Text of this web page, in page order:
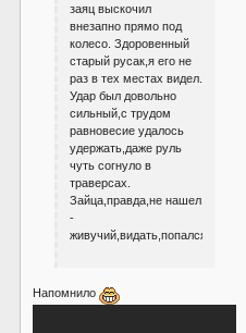
заяц выскочил
внезапно прямо под
колесо. Здоровенный
старый русак,я его не
раз в тех местах видел.
Удар был довольно
сильный,с трудом
равновесие удалось
удержать,даже руль
чуть согнуло в
траверсах.
Зайца,правда,не нашел
-
живучий,видать,попался...
Напомнило